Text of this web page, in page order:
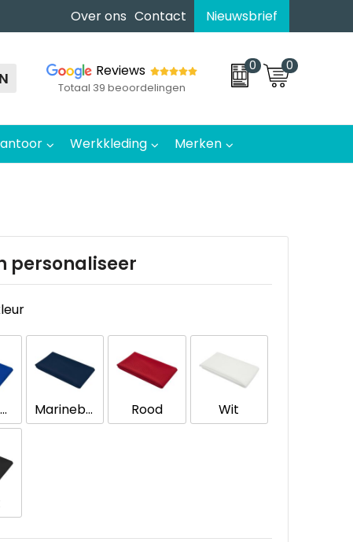
Over ons Contact Nieuwsbrief
Reviews
Totaal 39 beoordelingen
0 0
Werkkleding Merken
personaliseer
Koningsblauw Marineblauw Rood Wit